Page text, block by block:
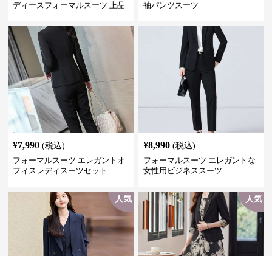
ディースフォーマルスーツ 上品
ネス・式典・会食にも＜大きい
サイズ有＞
袖パンツスーツ
¥7,990 (税込)
フォーマルスーツ エレガントオ
フィスレディスーツセット
¥8,990 (税込)
フォーマルスーツ エレガントな
女性用ビジネススーツ
人気 人気